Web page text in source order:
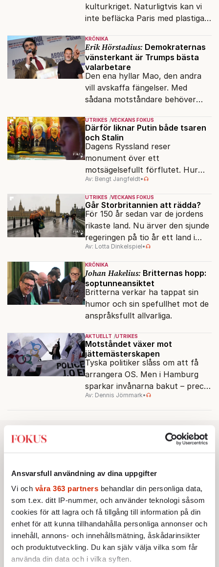
Ansvarsfull användning av dina uppgifter
Vi och våra 363 partners behandlar din personliga data,
som t.ex. ditt IP-nummer, och använder teknologi såsom
cookies för att lagra och få tillgång till information på din
enhet för att kunna tillhandahålla personliga annonser och
innehåll, annons- och innehållsmätning, åskådarinsikter
och produktutveckling. Du kan själv välja vilka som får
använda din data och i vilka syften.
kulturkriget. Naturligtvis kan vi
inte befläcka Paris med plastiga
KRÖNIKA
Erik Hörstadius: Demokraternas
vänsterkant är Trumps bästa
valarbetare
Den ena hyllar Mao, den andra
vill avskaffa fängelser. Med
sådana motståndare behöver
vänner.
UTRIKES VECKANS FOKUS
Därför liknar Putin både tsaren
och Stalin
Dagens Ryssland reser
monument över ett
motsägelsefullt förflutet. Hur
kunde två revolutioner förändra
hela samhället – utan att rubba
den ryska statsidén?
Av: Bengt Jangfeldt•
UTRIKES VECKANS FOKUS
Går Storbritannien att rädda?
För 150 år sedan var de jordens
rikaste land. Nu ärver den sjunde
regeringen på tio år ett land i
politiskt och ekonomiskt kaos.
Av: Lotta Dinkelspiel•
KRÖNIKA
Johan Hakelius: Britternas hopp:
soptunneansiktet
Britterna verkar ha tappat sin
humor och sin spefullhet mot de
anspråksfullt allvarliga.
AKTUELLT UTRIKES
Motståndet växer mot
jättemästerskapen
Tyska politiker slåss om att få
arrangera OS. Men i Hamburg
sparkar invånarna bakut – precis
som de gjort tidigare i Paris,
Vancouver och Los Angeles.
Av: Dennis Jörnmark•